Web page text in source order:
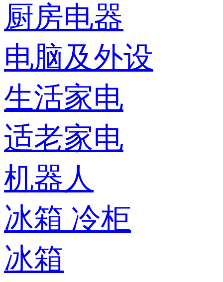
厨房电器
电脑及外设
生活家电
适老家电
机器人
冰箱 冷柜
冰箱